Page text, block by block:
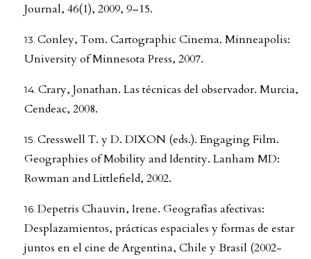
Journal, 46(1), 2009, 9–15.
Conley, Tom. Cartographic Cinema. Minneapolis:
University of Minnesota Press, 2007.
Crary, Jonathan. Las técnicas del observador. Murcia,
Cendeac, 2008.
Cresswell T. y D. DIXON (eds.). Engaging Film.
Geographies of Mobility and Identity. Lanham MD:
Rowman and Littlefield, 2002.
Depetris Chauvin, Irene. Geografías afectivas:
Desplazamientos, prácticas espaciales y formas de estar
juntos en el cine de Argentina, Chile y Brasil (2002-